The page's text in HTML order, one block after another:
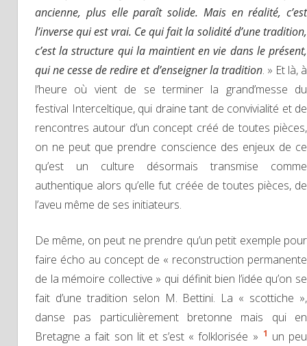
ancienne, plus elle paraît solide. Mais en réalité, c’est
l’inverse qui est vrai. Ce qui fait la solidité d’une tradition,
c’est la structure qui la maintient en vie dans le présent,
qui ne cesse de redire et d’enseigner la tradition. » Et là, à
l’heure où vient de se terminer la grand’messe du
festival Interceltique, qui draine tant de convivialité et de
rencontres autour d’un concept créé de toutes pièces,
on ne peut que prendre conscience des enjeux de ce
qu’est un culture désormais transmise comme
authentique alors qu’elle fut créée de toutes pièces, de
l’aveu même de ses initiateurs.
De même, on peut ne prendre qu’un petit exemple pour
faire écho au concept de « reconstruction permanente
de la mémoire collective » qui définit bien l’idée qu’on se
fait d’une tradition selon M. Bettini. La « scottiche »,
danse pas particulièrement bretonne mais qui en
Bretagne a fait son lit et s’est « folklorisée » 1 un peu